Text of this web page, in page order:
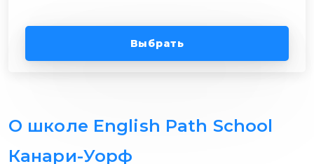
Выбрать
О школе English Path School
Канари-Уорф